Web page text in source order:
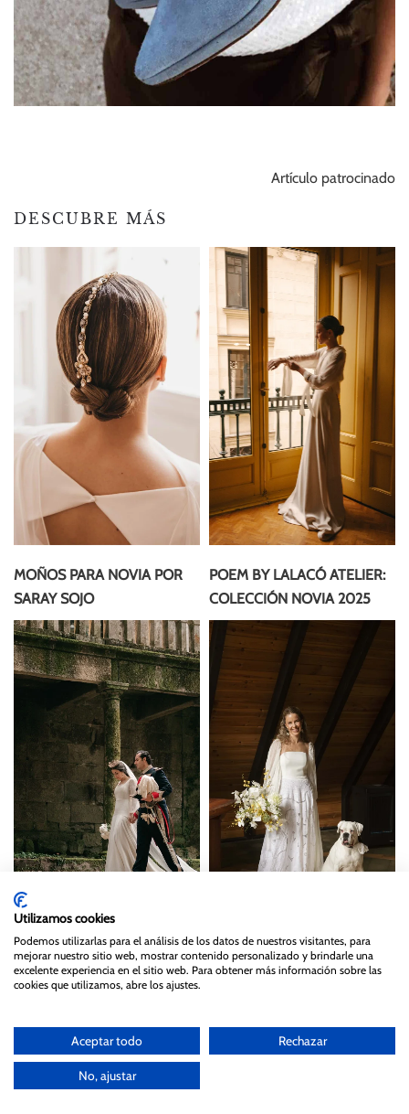
Artículo patrocinado
DESCUBRE MÁS
MOÑOS PARA NOVIA POR
SARAY SOJO
POEM BY LALACÓ ATELIER:
COLECCIÓN NOVIA 2025
LA BODA DE INÉS
FERNÁNDEZ DE CÓRDOBA
LA BODA DE LUCIA DE
MIGUEL
Utilizamos cookies
Podemos utilizarlas para el análisis de los datos de nuestros visitantes, para
mejorar nuestro sitio web, mostrar contenido personalizado y brindarle una
excelente experiencia en el sitio web. Para obtener más información sobre las
cookies que utilizamos, abre los ajustes.
Aceptar todo Rechazar
No, ajustar